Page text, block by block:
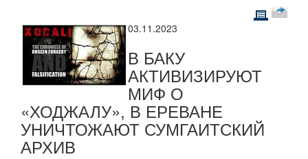
03.11.2023
В БАКУ
АКТИВИЗИРУЮТ
МИФ О
«ХОДЖАЛУ», В ЕРЕВАНЕ
УНИЧТОЖАЮТ СУМГАИТСКИЙ
АРХИВ